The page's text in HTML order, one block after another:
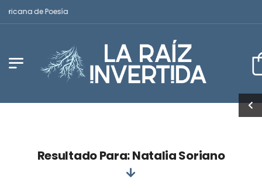
de Poesía
Resultado Para: Natalia Soriano